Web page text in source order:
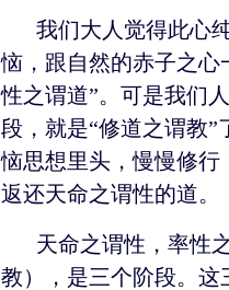
我们大人觉得此心
恼，跟自然的赤子之心
性之谓道”。可是我们
段，就是“修道之谓教
恼思想里头，慢慢修
返还天命之谓性的道。
天命之谓性，率性
教），是三个阶段。